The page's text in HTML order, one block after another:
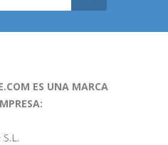
ES UNA MARCA